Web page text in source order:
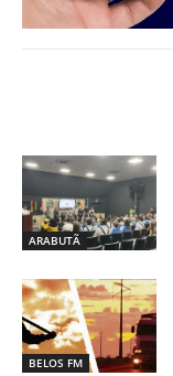
ARABUTÃ
BELOS FM